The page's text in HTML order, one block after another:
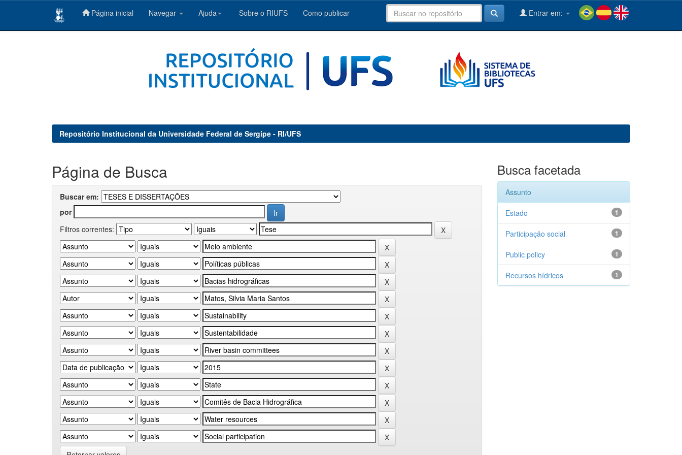
Página inicial Navegar Ajuda Sobre o RIUFS Como publicar Entrar em:
Repositório Institucional da Universidade Federal de Sergipe - RI/UFS
Página de Busca
Buscar em:
por
Filtros correntes:
Busca facetada
Assunto
1
Estado
1
Participação social
1
Public policy
1
Recursos hídricos